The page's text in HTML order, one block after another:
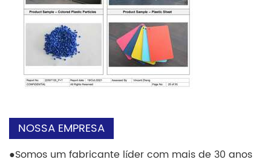
NOSSA EMPRESA
●Somos um fabricante líder com mais de 30 anos